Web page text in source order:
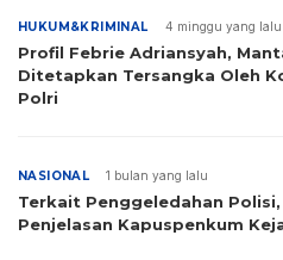
HUKUM&KRIMINAL 4 minggu yang lalu
Profil Febrie Adriansyah,
Ditetapkan Tersangka Oleh
Polri
NASIONAL 1 bulan yang lalu
Terkait Penggeledahan
Penjelasan Kapuspenkum